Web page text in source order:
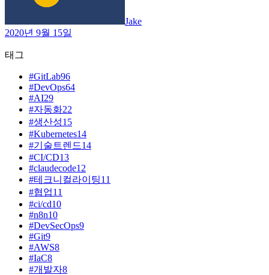
Jake
2020년 9월 15일
태그
#GitLab96
#DevOps64
#AI29
#자동화22
#생산성15
#Kubernetes14
#기술트렌드14
#CI/CD13
#claudecode12
#테크니컬라이팅11
#협업11
#ci/cd10
#n8n10
#DevSecOps9
#Git9
#AWS8
#IaC8
#개발자8